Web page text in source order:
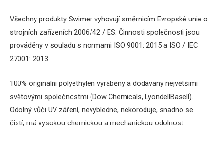
Všechny produkty Swimer vyhovují směrnicím Evropské unie o
strojních zařízeních 2006/42 / ES. Činnosti společnosti jsou
prováděny v souladu s normami ISO 9001: 2015 a ISO / IEC
27001: 2013.
100% originální polyethylen vyráběný a dodávaný největšími
světovými společnostmi (Dow Chemicals, LyondellBasell).
Odolný vůči UV záření, nevybledne, nekoroduje, snadno se
čistí, má vysokou chemickou a mechanickou odolnost.